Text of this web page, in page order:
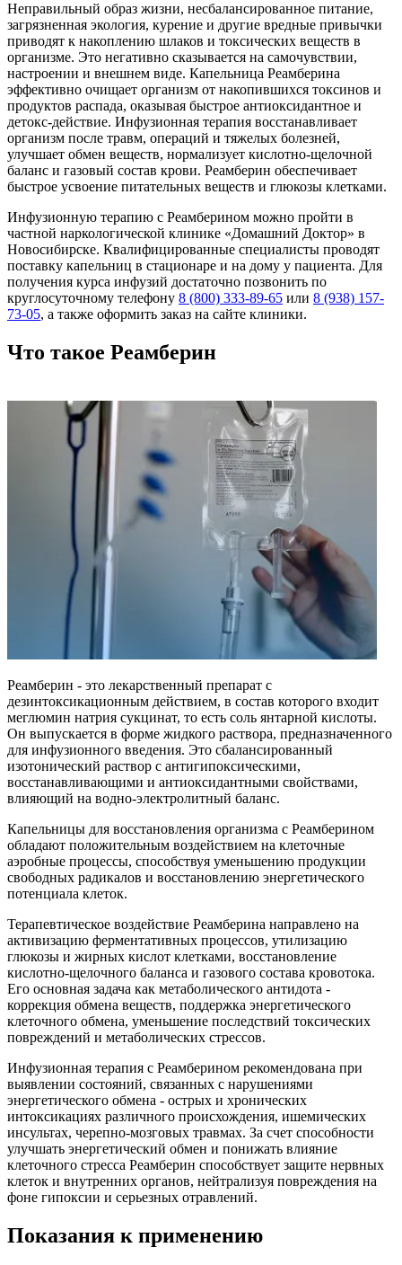
Неправильный образ жизни, несбалансированное питание,
загрязненная экология, курение и другие вредные привычки
приводят к накоплению шлаков и токсических веществ в
организме. Это негативно сказывается на самочувствии,
настроении и внешнем виде. Капельница Реамберина
эффективно очищает организм от накопившихся токсинов и
продуктов распада, оказывая быстрое антиоксидантное и
детокс-действие. Инфузионная терапия восстанавливает
организм после травм, операций и тяжелых болезней,
улучшает обмен веществ, нормализует кислотно-щелочной
баланс и газовый состав крови. Реамберин обеспечивает
быстрое усвоение питательных веществ и глюкозы клетками.
Инфузионную терапию с Реамберином можно пройти в
частной наркологической клинике «Домашний Доктор» в
Новосибирске. Квалифицированные специалисты проводят
поставку капельниц в стационаре и на дому у пациента. Для
получения курса инфузий достаточно позвонить по
круглосуточному телефону 8 (800) 333-89-65 или 8 (938) 157-
73-05, а также оформить заказ на сайте клиники.
Что такое Реамберин
Реамберин - это лекарственный препарат с
дезинтоксикационным действием, в состав которого входит
меглюмин натрия сукцинат, то есть соль янтарной кислоты.
Он выпускается в форме жидкого раствора, предназначенного
для инфузионного введения. Это сбалансированный
изотонический раствор с антигипоксическими,
восстанавливающими и антиоксидантными свойствами,
влияющий на водно-электролитный баланс.
Капельницы для восстановления организма с Реамберином
обладают положительным воздействием на клеточные
аэробные процессы, способствуя уменьшению продукции
свободных радикалов и восстановлению энергетического
потенциала клеток.
Терапевтическое воздействие Реамберина направлено на
активизацию ферментативных процессов, утилизацию
глюкозы и жирных кислот клетками, восстановление
кислотно-щелочного баланса и газового состава кровотока.
Его основная задача как метаболического антидота -
коррекция обмена веществ, поддержка энергетического
клеточного обмена, уменьшение последствий токсических
повреждений и метаболических стрессов.
Инфузионная терапия с Реамберином рекомендована при
выявлении состояний, связанных с нарушениями
энергетического обмена - острых и хронических
интоксикациях различного происхождения, ишемических
инсультах, черепно-мозговых травмах. За счет способности
улучшать энергетический обмен и понижать влияние
клеточного стресса Реамберин способствует защите нервных
клеток и внутренних органов, нейтрализуя повреждения на
фоне гипоксии и серьезных отравлений.
Показания к применению